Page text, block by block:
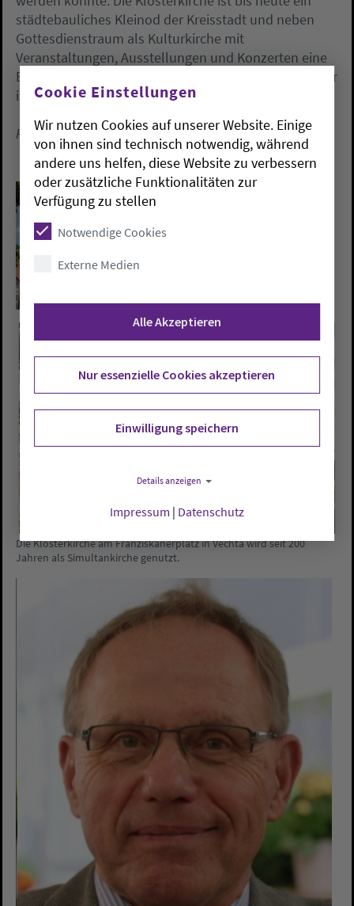
städtebauliches Kleinod der Kreisstadt und neben
Gottesdienstraum als Kulturkirche mit
Veranstaltungen, Ausstellungen und Konzerten eine
Bereicherung für Vechta. Der Eintritt am 15. November
ist frei.
Petra Huckemeyer
Die Klosterkirche am Franziskanerplatz in Vechta wird seit 200
Jahren als Simultankirche genutzt.
Cookie Einstellungen
Wir nutzen Cookies auf unserer Website. Einige
von ihnen sind technisch notwendig, während
andere uns helfen, diese Website zu verbessern
oder zusätzliche Funktionalitäten zur
Verfügung zu stellen
Notwendige Cookies
Externe Medien
Alle Akzeptieren
Nur essenzielle Cookies akzeptieren
Einwilligung speichern
Details anzeigen
Impressum | Datenschutz